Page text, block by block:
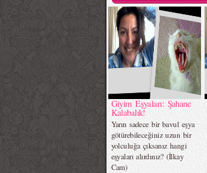
Giyim Eşyaları: Şahane
Kalabalık!
Yarın sadece bir bavul eşya
götürebileceğiniz uzun bir
yolculuğa çıksanız hangi
eşyaları alırdınız? (İlkay
Cam)